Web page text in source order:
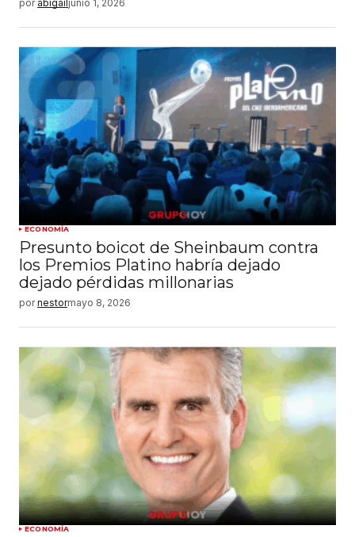
por abigail junio 1, 2026
ECONOMÍA
Presunto boicot de Sheinbaum contra
los Premios Platino habría dejado
dejado pérdidas millonarias
por nestormayo 8, 2026
ECONOMÍA